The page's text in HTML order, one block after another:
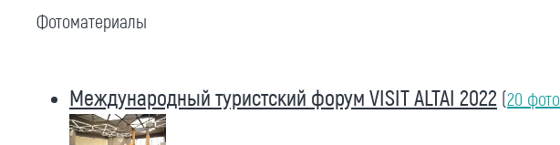
Фотоматериалы
Международный туристский форум VISIT ALTAI 2022 (20 фото